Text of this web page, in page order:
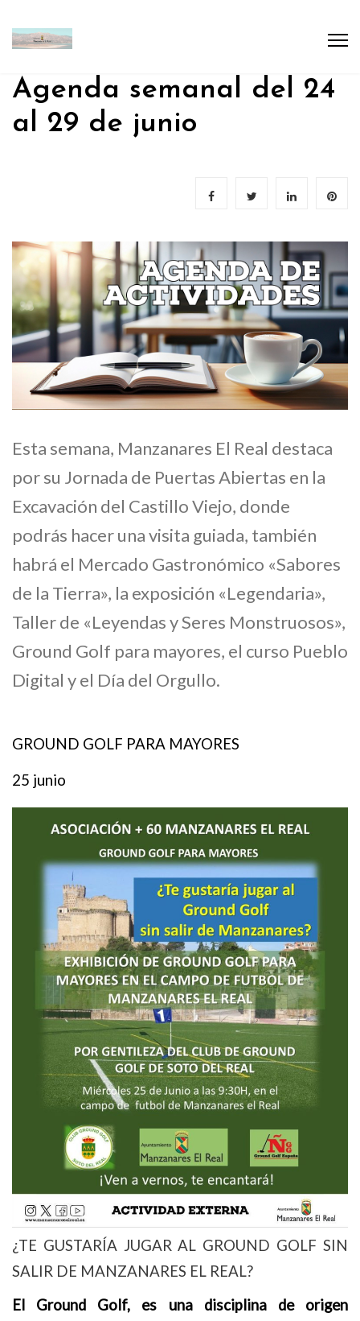
Agenda semanal del 24
al 29 de junio
Esta semana, Manzanares El Real destaca
por su Jornada de Puertas Abiertas en la
Excavación del Castillo Viejo, donde
podrás hacer una visita guiada, también
habrá el Mercado Gastronómico «Sabores
de la Tierra», la exposición «Legendaria»,
Taller de «Leyendas y Seres Monstruosos»,
Ground Golf para mayores, el curso Pueblo
Digital y el Día del Orgullo.
GROUND GOLF PARA MAYORES
25 junio
¿TE GUSTARÍA JUGAR AL GROUND GOLF SIN
SALIR DE MANZANARES EL REAL?
El Ground Golf, es una disciplina de origen